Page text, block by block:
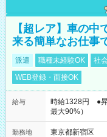
【超レア】車の中
来る簡単なお仕事
派遣 職種未経験OK 社
WEB登録・面接OK
給与
時給1328円 ●昇
最大90%）
勤務地
東京都新宿区